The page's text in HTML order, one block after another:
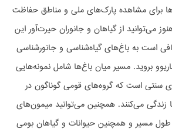
برای مشاهده پارک‌های ملی و مناطق حفاظت
می‌توانید از گیاهان و جانوران حیرت‌آور این
است به باغ‌های گیاه‌شناسی و جانورشناسی
بروید. مسیر میان باغ‌ها شامل نمونه‌هایی
سنتی است که گروه‌های قومی گوناگون در
می‌کنند. همچنین می‌توانید میمون‌های
طول مسیر و همچنین حیوانات و گیاهان بومی